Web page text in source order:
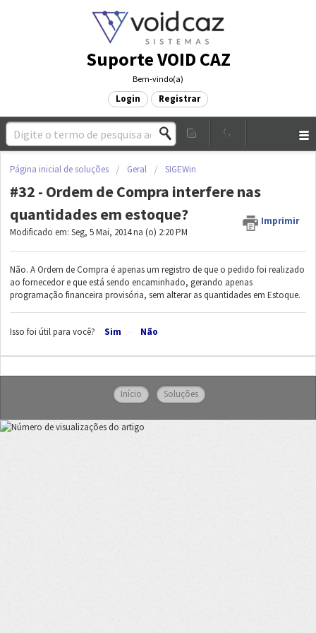
Suporte VOID CAZ
Bem-vindo(a)
Login Registrar
Página inicial de soluções Geral SIGEWin
#32 - Ordem de Compra interfere nas
quantidades em estoque?
Imprimir
Modificado em: Seg, 5 Mai, 2014 na (o) 2:20 PM
Não. A Ordem de Compra é apenas um registro de que o pedido foi realizado
ao fornecedor e que está sendo encaminhado, gerando apenas
programação financeira provisória, sem alterar as quantidades em Estoque.
Isso foi útil para você? Sim Não
Início Soluções